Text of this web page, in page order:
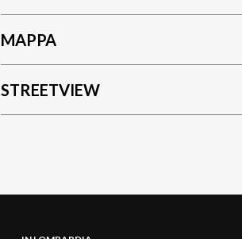
MAPPA
STREETVIEW